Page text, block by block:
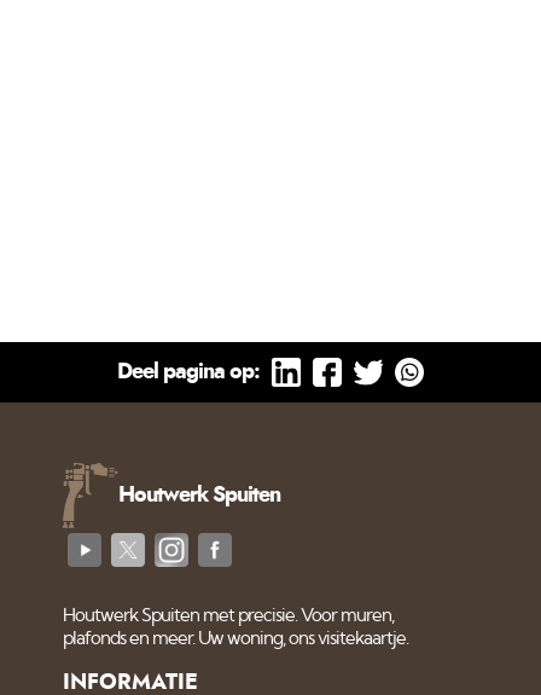
Deel pagina op:
Houtwerk Spuiten
Houtwerk Spuiten met precisie. Voor muren,
plafonds en meer. Uw woning, ons visitekaartje.
INFORMATIE